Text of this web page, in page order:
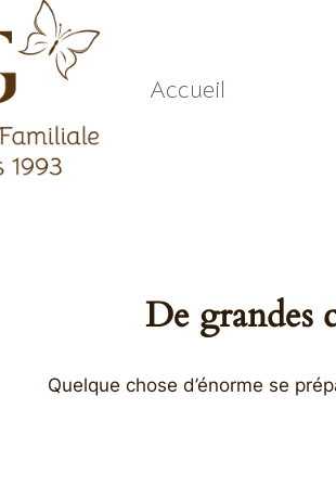
Accueil
De grandes
Quelque chose d’énorme se